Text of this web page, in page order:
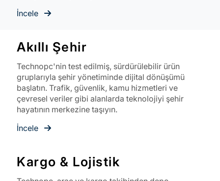
İncele
Akıllı Şehir
Technopc'nin test edilmiş, sürdürülebilir ürün
gruplarıyla şehir yönetiminde dijital dönüşümü
başlatın. Trafik, güvenlik, kamu hizmetleri ve
çevresel veriler gibi alanlarda teknolojiyi şehir
hayatının merkezine taşıyın.
İncele
Kargo & Lojistik